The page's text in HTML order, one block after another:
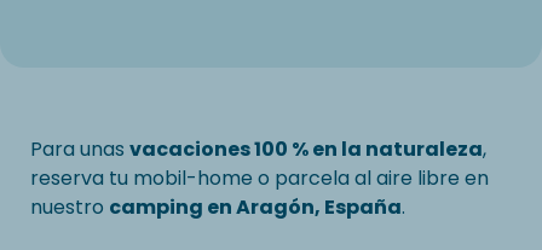
Para unas vacaciones 100 % en la naturaleza,
reserva tu mobil-home o parcela al aire libre en
nuestro camping en Aragón, España.